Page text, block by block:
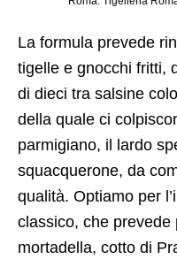
La formula prevede
tigelle e gnocchi fritti,
di dieci tra salsine
della quale ci
parmigiano, il lardo
squacquerone, da
qualità. Optiamo per
classico, che prevede
mortadella, cotto di